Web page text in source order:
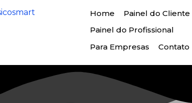
Home
Painel do Cliente
Painel do Profissional
Para Empresas
Contato